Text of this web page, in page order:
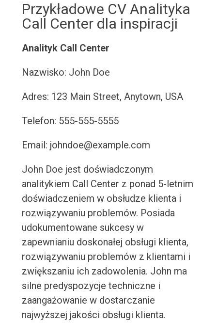
Przykładowe CV Analityka
Call Center dla inspiracji
Analityk Call Center
Nazwisko: John Doe
Adres: 123 Main Street, Anytown, USA
Telefon: 555-555-5555
Email: johndoe@example.com
John Doe jest doświadczonym
analitykiem Call Center z ponad 5-letnim
doświadczeniem w obsłudze klienta i
rozwiązywaniu problemów. Posiada
udokumentowane sukcesy w
zapewnianiu doskonałej obsługi klienta,
rozwiązywaniu problemów z klientami i
zwiększaniu ich zadowolenia. John ma
silne predyspozycje techniczne i
zaangażowanie w dostarczanie
najwyższej jakości obsługi klienta.